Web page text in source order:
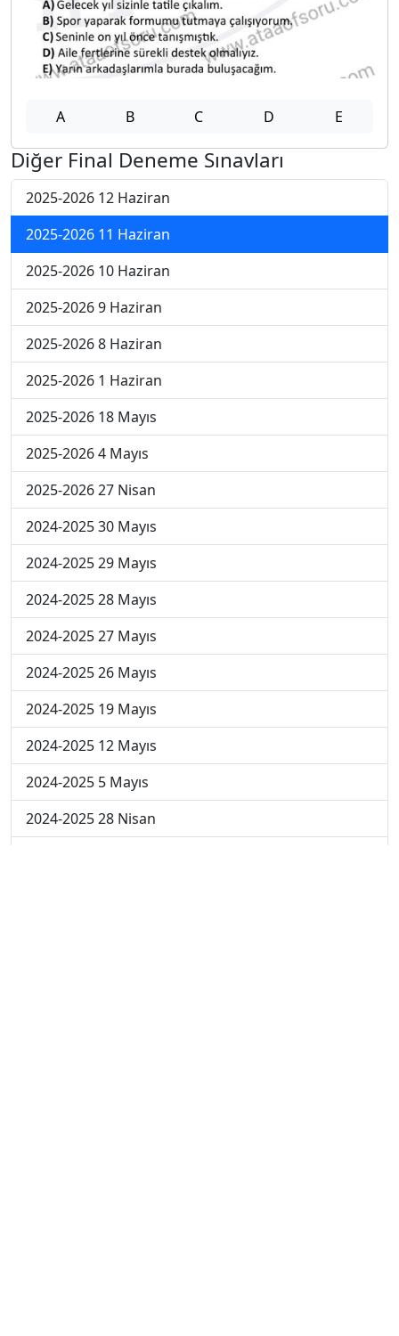
A B C D E
Diğer Final Deneme Sınavları
2025-2026 12 Haziran
2025-2026 11 Haziran
2025-2026 10 Haziran
2025-2026 9 Haziran
2025-2026 8 Haziran
2025-2026 1 Haziran
2025-2026 18 Mayıs
2025-2026 4 Mayıs
2025-2026 27 Nisan
2024-2025 30 Mayıs
2024-2025 29 Mayıs
2024-2025 28 Mayıs
2024-2025 27 Mayıs
2024-2025 26 Mayıs
2024-2025 19 Mayıs
2024-2025 12 Mayıs
2024-2025 5 Mayıs
2024-2025 28 Nisan